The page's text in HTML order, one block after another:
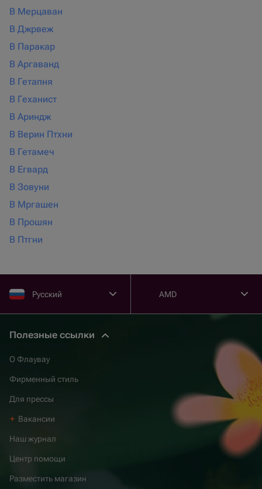
В Мерцаван
В Джрвеж
В Паракар
В Аргаванд
В Гетапня
В Геханист
В Ариндж
В Верин Птхни
В Гетамеч
В Егвард
В Зовуни
В Мргашен
В Прошян
В Птгни
Русский AMD
Полезные ссылки
О Флаувау
Фирменный стиль
Для прессы
Вакансии
Наш журнал
Центр помощи
Разместить магазин